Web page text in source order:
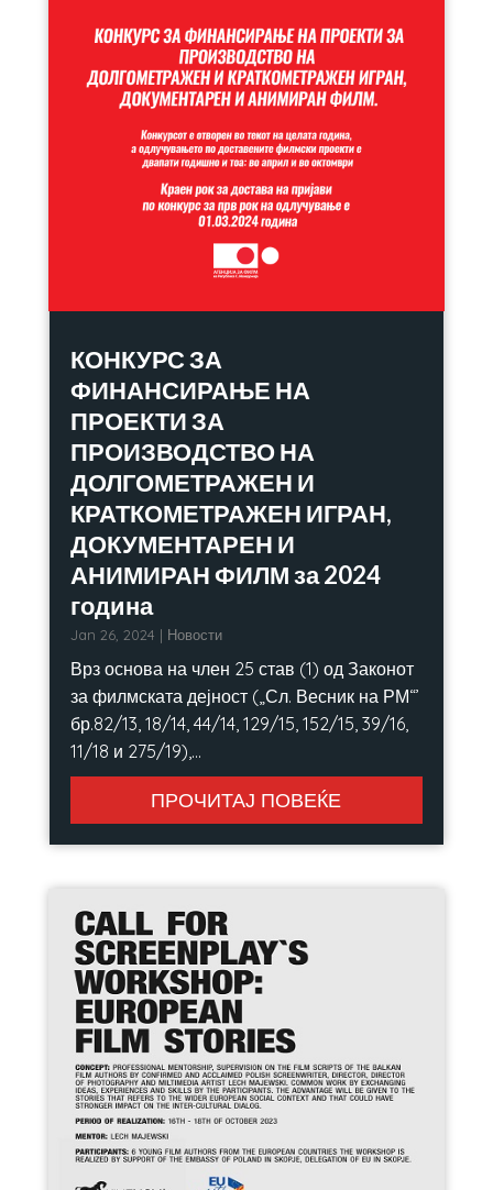
КОНКУРС ЗА
ФИНАНСИРАЊЕ НА
ПРОЕКТИ ЗА
ПРОИЗВОДСТВО НА
ДОЛГОМЕТРАЖЕН И
КРАТКОМЕТРАЖЕН ИГРАН,
ДОКУМЕНТАРЕН И
АНИМИРАН ФИЛМ за 2024
година
Jan 26, 2024 | Новости
Врз основа на член 25 став (1) од Законот
за филмската дејност („Сл. Весник на РМ“’
бр.82/13, 18/14, 44/14, 129/15, 152/15, 39/16,
11/18 и 275/19),...
ПРОЧИТАЈ ПОВЕЌЕ